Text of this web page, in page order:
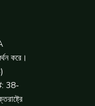
করে।
38-